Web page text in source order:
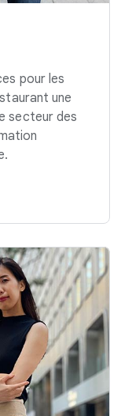
pour les
une
secteur des